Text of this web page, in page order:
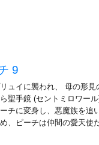
9
ュイに襲われ、 母の形
聖手鏡 (セントミロワー
チに変身し、悪魔族を追
、ピーチは仲間の愛天使